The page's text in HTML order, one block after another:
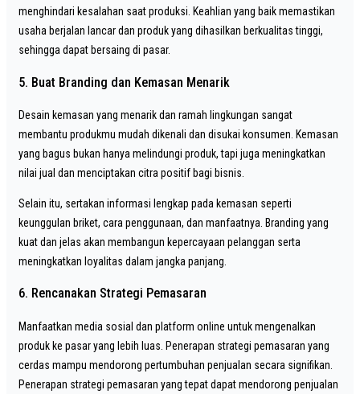
menghindari kesalahan saat produksi. Keahlian yang baik memastikan
usaha berjalan lancar dan produk yang dihasilkan berkualitas tinggi,
sehingga dapat bersaing di pasar.
5. Buat Branding dan Kemasan Menarik
Desain kemasan yang menarik dan ramah lingkungan sangat
membantu produkmu mudah dikenali dan disukai konsumen. Kemasan
yang bagus bukan hanya melindungi produk, tapi juga meningkatkan
nilai jual dan menciptakan citra positif bagi bisnis.
Selain itu, sertakan informasi lengkap pada kemasan seperti
keunggulan briket, cara penggunaan, dan manfaatnya. Branding yang
kuat dan jelas akan membangun kepercayaan pelanggan serta
meningkatkan loyalitas dalam jangka panjang.
6. Rencanakan Strategi Pemasaran
Manfaatkan media sosial dan platform online untuk mengenalkan
produk ke pasar yang lebih luas. Penerapan strategi pemasaran yang
cerdas mampu mendorong pertumbuhan penjualan secara signifikan.
Penerapan strategi pemasaran yang tepat dapat mendorong penjualan